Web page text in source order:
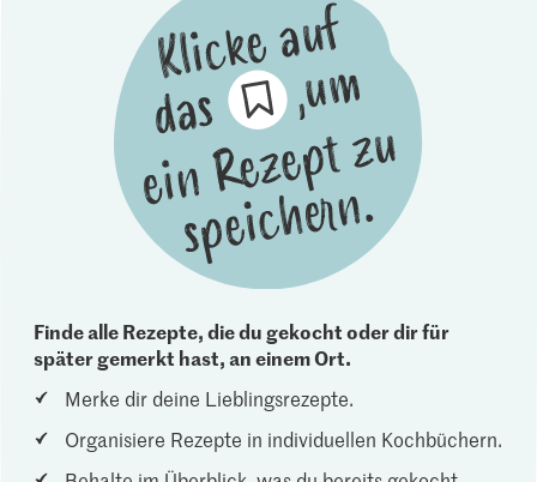
Finde alle Rezepte, die du gekocht oder dir für
später gemerkt hast, an einem Ort.
Merke dir deine Lieblingsrezepte.
Organisiere Rezepte in individuellen Kochbüchern.